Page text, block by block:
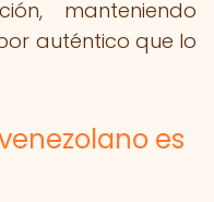
manteniendo
auténtico que lo
es